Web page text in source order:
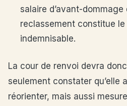
salaire d’avant-
reclassement constitue le
indemnisable.
La cour de renvoi devra
seulement constater qu’elle
réorienter, mais aussi